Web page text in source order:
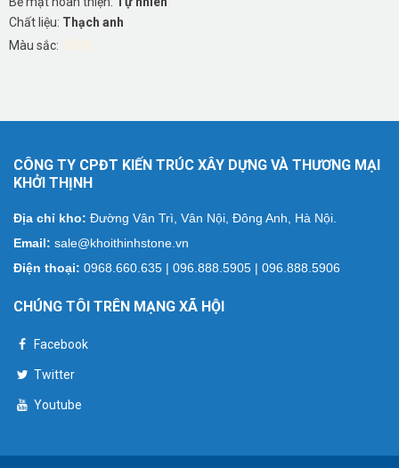
Chất liệu: Thạch anh
Màu sắc:
CÔNG TY CPĐT KIẾN TRÚC XÂY DỰNG VÀ THƯƠNG MẠI
KHỞI THỊNH
Địa chỉ kho: Đường Vân Trì, Vân Nội, Đông Anh, Hà Nội.
Email: sale@khoithinhstone.vn
Điện thoại: 0968.660.635 | 096.888.5905 | 096.888.5906
CHÚNG TÔI TRÊN MẠNG XÃ HỘI
Facebook
Twitter
Youtube